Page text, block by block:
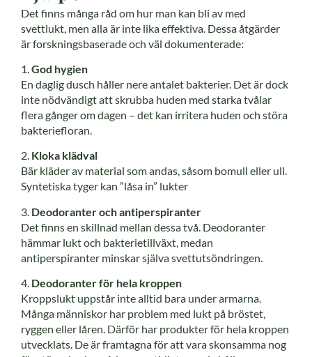
Det finns många råd om hur man kan bli av med
svettlukt, men alla är inte lika effektiva. Dessa åtgärder
är forskningsbaserade och väl dokumenterade:
1.God hygien
En daglig dusch håller nere antalet bakterier. Det är dock
inte nödvändigt att skrubba huden med starka tvålar
flera gånger om dagen – det kan irritera huden och störa
bakteriefloran.
2. Kloka klädval
Bär kläder av material som andas, såsom bomull eller ull.
Syntetiska tyger kan ”låsa in” lukter
3. Deodoranter och antiperspiranter
Det finns en skillnad mellan dessa två. Deodoranter
hämmar lukt och bakterietillväxt, medan
antiperspiranter minskar själva svettutsöndringen.
4. Deodoranter för hela kroppen
Kroppslukt uppstår inte alltid bara under armarna.
Många människor har problem med lukt på bröstet,
ryggen eller låren. Därför har produkter för hela kroppen
utvecklats. De är framtagna för att vara skonsamma nog